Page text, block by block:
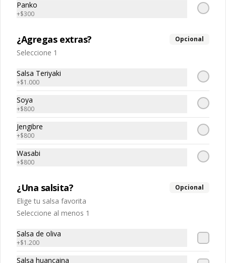
$5.040
Tempura sake
cebollin
$5.040
Tako spicy 🌶️
Pulpo, spicy, palta
$5.670
Maguro roll
Atun, palta, queso
Panko
+$300
¿Agregas extras? Opcional
Seleccione 1
Salsa Teriyaki
+$1.000
Soya
+$800
Jengibre
+$800
Wasabi
+$800
¿Una salsita? Opcional
Elige tu salsa favorita
Seleccione al menos 1
Salsa de oliva
+$1.200
Salsa huancaina